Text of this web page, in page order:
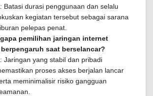
Batasi durasi penggunaan dan selalu
kegiatan tersebut sebagai sarana
pelepas penat.
pemilihan jaringan internet
saat berselancar?
Jaringan yang stabil dan pribadi
proses akses berjalan lancar
meminimalisir risiko gangguan